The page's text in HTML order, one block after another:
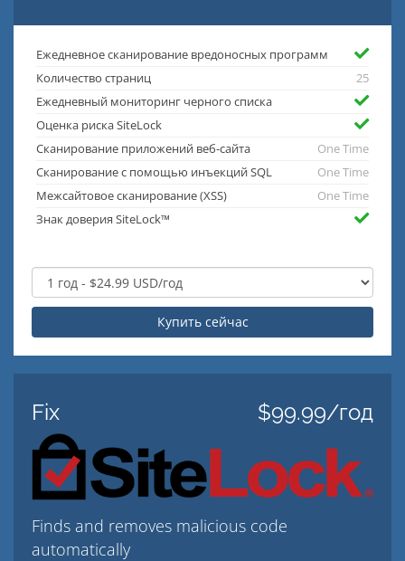
Ежедневное сканирование вредоносных программ
Количество страниц
25
Ежедневный мониторинг черного списка
Оценка риска SiteLock
Сканирование приложений веб-сайта
One Time
Сканирование с помощью инъекций SQL
One Time
Межсайтовое сканирование (XSS)
One Time
Знак доверия SiteLock™
Купить сейчас
Fix $99.99/год
Finds and removes malicious code
automatically